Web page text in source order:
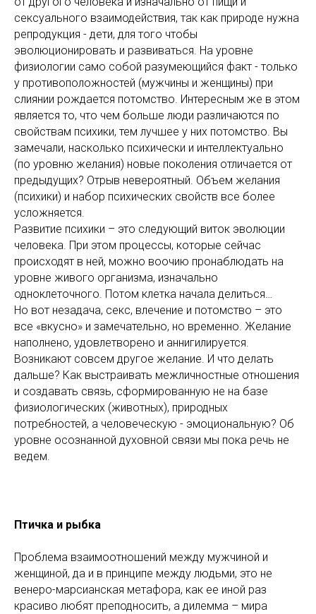
сексуального взаимодействия, так как природе нужна
репродукция - дети, для того чтобы
эволюционировать и развиваться. На уровне
физиологии само собой разумеющийся факт - только
у противоположностей (мужчины и женщины) при
слиянии рождается потомство. Интересным же в этом
является то, что чем больше люди различаются по
свойствам психики, тем лучшее у них потомство. Вы
замечали, насколько психически и интеллектуально
(по уровню желания) новые поколения отличается от
предыдущих? Отрыв невероятный. Объем желания
(психики) и набор психических свойств все более
усложняется.
Развитие психики – это следующий виток эволюции
человека. При этом процессы, которые сейчас
происходят в ней, можно воочию пронаблюдать на
уровне живого организма, изначально
одноклеточного. Потом клетка начала делиться…
Но вот незадача, секс, влечение и потомство – это
все «вкусно» и замечательно, но временно. Желание
наполнено, удовлетворено и аннигилируется.
Возникают совсем другое желание. И что делать
дальше? Как выстраивать межличностные отношения
и создавать связь, сформированную не на базе
физиологических (животных), природных
потребностей, а человеческую - эмоциональную? Об
уровне осознанной духовной связи мы пока речь не
ведем.
Птичка и рыбка
Проблема взаимоотношений между мужчиной и
женщиной, да и в принципе между людьми, это не
венеро-марсианская метафора, как ее иной раз
красиво любят преподносить, а дилемма – мира